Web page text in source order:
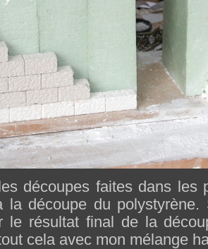
découpes faites dans les
la découpe du polystyrène.
le résultat final de la
cela avec mon mélange